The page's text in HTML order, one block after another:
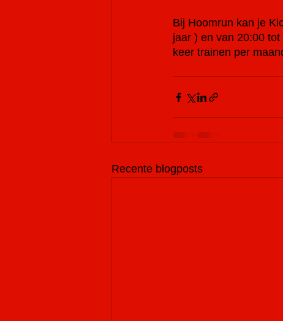
Bij Hoomrun kan je
jaar ) en van 20:00
keer trainen per
Recente blogposts